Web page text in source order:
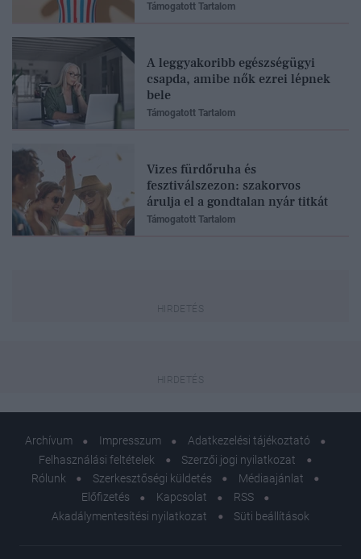
Támogatott Tartalom
A leggyakoribb egészségügyi
csapda, amibe nők ezrei lépnek
bele
Támogatott Tartalom
Vizes fürdőruha és
fesztiválszezon: szakorvos
árulja el a gondtalan nyár titkát
Támogatott Tartalom
Archívum Impresszum
Adatkezelési tájékoztató
Felhasználási feltételek
Szerzői jogi nyilatkozat
Rólunk
Szerkesztőségi küldetés
Médiaajánlat
Előfizetés
Kapcsolat
RSS
Akadálymentesítési nyilatkozat
Süti beállítások